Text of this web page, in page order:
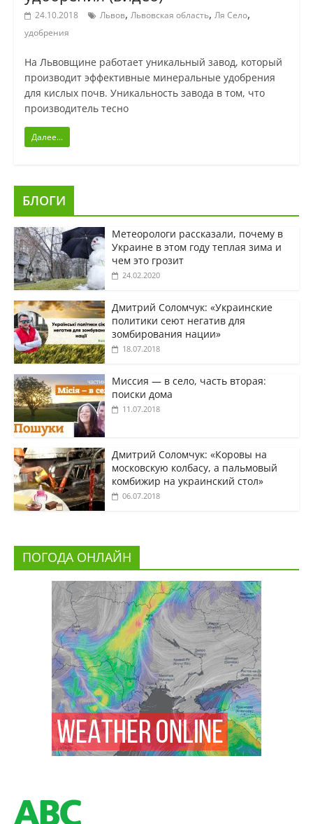
24.10.2018 Львов, Львовская область, Ля Село,
удобрения
На Львовщине работает уникальный завод, который
производит эффективные минеральные удобрения
для кислых почв. Уникальность завода в том, что
производитель тесно
Далее...
БЛОГИ
Метеорологи рассказали, почему в
Украине в этом году теплая зима и
чем это грозит
24.02.2020
Дмитрий Соломчук: «Украинские
политики сеют негатив для
зомбирования нации»
18.07.2018
Миссия — в село, часть вторая:
поиски дома
11.07.2018
Дмитрий Соломчук: «Коровы на
московскую колбасу, а пальмовый
комбижир на украинский стол»
06.07.2018
ПОГОДА ОНЛАЙН